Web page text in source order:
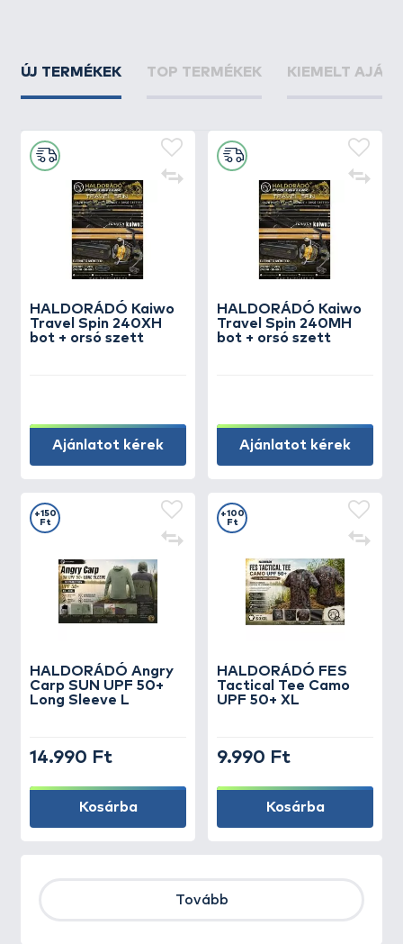
ÚJ TERMÉKEK TOP TERMÉKEK KIEMELT
HALDORÁDÓ Kaiwo
Travel Spin 240XH
bot + orsó szett
Ajánlatot kérek
HALDORÁDÓ Kaiwo
Travel Spin 240MH
bot + orsó szett
Ajánlatot kérek
HALDORÁDÓ Angry
Carp SUN UPF 50+
Long Sleeve L
+150
Ft
14.990 Ft
Kosárba
HALDORÁDÓ FES
Tactical Tee Camo
UPF 50+ XL
+100
Ft
9.990 Ft
Kosárba
Tovább